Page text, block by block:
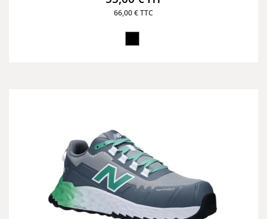
66,00 € TTC